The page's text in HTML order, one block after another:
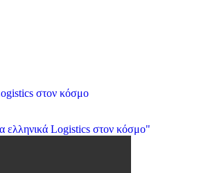
στον κόσμο
ελληνικά Logistics στον κόσμο"